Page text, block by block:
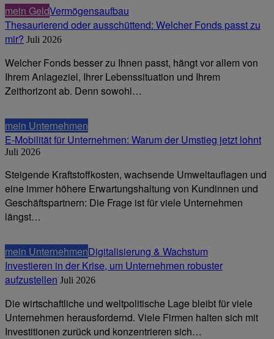
mein GeldVermögensaufbau
Thesaurierend oder ausschüttend: Welcher Fonds passt zu
mir? Juli 2026
Welcher Fonds besser zu Ihnen passt, hängt vor allem von
Ihrem Anlageziel, Ihrer Lebenssituation und Ihrem
Zeithorizont ab. Denn sowohl…
mein Unternehmen
E-Mobilität für Unternehmen: Warum der Umstieg jetzt lohnt
Juli 2026
Steigende Kraftstoffkosten, wachsende Umweltauflagen und
eine immer höhere Erwartungshaltung von Kundinnen und
Geschäftspartnern: Die Frage ist für viele Unternehmen
längst…
mein UnternehmenDigitalisierung & Wachstum
Investieren in der Krise, um Unternehmen robuster
aufzustellen Juli 2026
Die wirtschaftliche und weltpolitische Lage bleibt für viele
Unternehmen herausfordernd. Viele Firmen halten sich mit
Investitionen zurück und konzentrieren sich…